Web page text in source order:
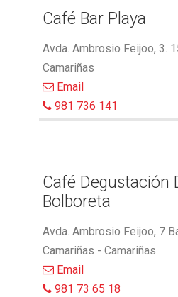
Café Bar Playa
Avda. Ambrosio Feijoo, 3.
Camariñas
Email
981 736 141
Café Degustación
Bolboreta
Avda. Ambrosio Feijoo, 7
Camariñas - Camariñas
Email
981 73 65 18